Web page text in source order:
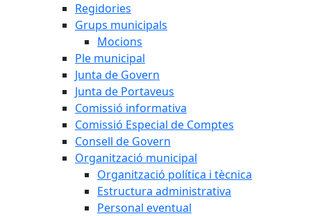
Regidories
Grups municipals
Mocions
Ple municipal
Junta de Govern
Junta de Portaveus
Comissió informativa
Comissió Especial de Comptes
Consell de Govern
Organització municipal
Organització política i tècnica
Estructura administrativa
Personal eventual